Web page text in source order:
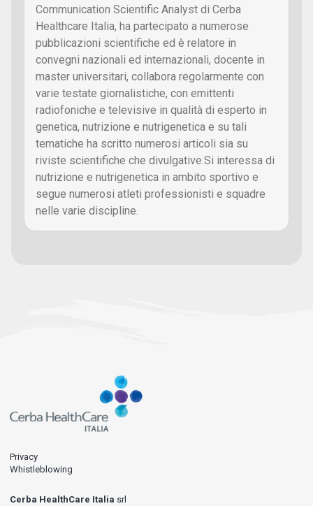
Communication Scientific Analyst di Cerba
Healthcare Italia, ha partecipato a numerose
pubblicazioni scientifiche ed è relatore in
convegni nazionali ed internazionali, docente in
master universitari, collabora regolarmente con
varie testate giornalistiche, con emittenti
radiofoniche e televisive in qualità di esperto in
genetica, nutrizione e nutrigenetica e su tali
tematiche ha scritto numerosi articoli sia su
riviste scientifiche che divulgative.Si interessa di
nutrizione e nutrigenetica in ambito sportivo e
segue numerosi atleti professionisti e squadre
nelle varie discipline.
Privacy
Whistleblowing
Cerba HealthCare Italia srl